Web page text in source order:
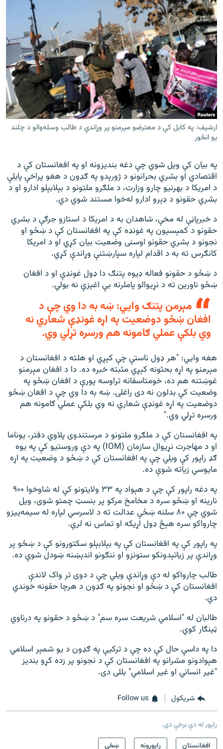
ارشیف: په کابل کې د معترضو مېرمنو پر وړاندې د طالب وسله‌والو د چلند
یو انځور
په بیان کې ویل شوي چې دغه بندیزونه او په افغانستان کې د
اقتصادي او بشري بحرانونو د ژورېدو په ګډون د هغو پراخې پایلې
د امریکا د بهرنیو چارو وزارت، د ملګرو ملتونو د بېلابېلو ادارو او د
بشري حقونو د ډېرو ادارو له‌خوا مستند شوي دي.
د خبرپاڼې له مخې، شاهدان به د امریکا د استازو جرګې د بشري
حقونو د کمېسیون په غونډه کې په افغانستان کې د ښځو او
نجونو د بشري حقونو اوسنی وضعیت بیان کړي او د امریکا
کانګرس ته به د اقدام لپاره سپارښتنې وړاندې کړي.
د ښځو د حقونو فعاله ډیوه پتنګ دا ډول غونډې او د افغان
ښځو ناورین ته د نړیوالو پاملرنه بې اغېزې نه بولي.
مېرمن پتنګ وايي: ښه به دا وي چې د
افغان ښځو دوضعیت په اړه غونډې شعاري نه
وي بلکې عملي ګامونه هم ورسره تړلي وي.
هغه وايي: "هر ډول ناستې چې کېږي او هلته د افغانستان د
مېرمنو په اړه بحثونه کېږي مثبته خبره ده. دا د افغان مېرمنو
غوښتنه هم ده، خومتاسفانه تراوسه پورې د افغان ښځو په
وضعیت کې بدلون نه دی راغلی. ښه به دا وي چې د افغان ښځو
دوضعیت په اړه غونډې شعاري نه وي بلکې عملي ګامونه هم
ورسره تړلي وي."
په افغانستان کې د ملګرو ملتونو د مرستندوی پلاوي دفتر، یوناما
او د مهاجرت نړیوال سازمان (IOM) په دې وروستیو کې په یوه
ګډ راپور کې ویلي چې په افغانستان کې د ښځو د وضعیت په اړه
مایوسي زیاته شوې ده.
په دغه راپور کې چې د هېواد په ۳۳ ولایتونو کې له شاوخوا ۹۰۰
نارینه او ښځو سره د مخامخ مرکو پر بنسټ چمتو شوی، ویل
شوي چې ۸۰ سلنه ښځې عدالت ته د لاسرسي لپاره له سیمه‌ییزو
چارواکو سره هېڅ ډول اړیکه او تماس نه لري.
په راپور کې په افغانستان کې په بېلابېلو سکتورونو کې د ښځو پر
وړاندې پر زیاتېدونکو ستونزو او ننګونو اندېښنه ښودل شوې ده.
طالب چارواکو له دې وړاندې ویلي چې د دوی تر واک لاندې
افغانستان کې د ښځو او نجونو په ګډون د هرچا حقونه خوندي
دي.
طالبان له "اسلامي شریعت سره سم" د ښځو د حقونو په درناوي
ټینګار کوي.
دا په داسې حال کې ده چې د ترکیې په ګډون د یو شمېر اسلامي
هېوادونو مشرانو په افغانستان کې د نجونو پر زده کړو بندیز
"غیر انساني او غیر اسلامي" بللی دی.
شريکول Follow us
راپور له دې برخې دی.
افغانستان
راپورونه ښځې